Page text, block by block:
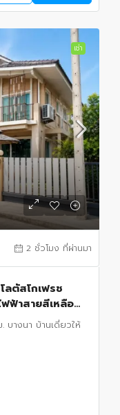
เช่า
2 ชั่วโมง ที่ผ่านมา
ลตัสโกเฟรช
ฟ้าสายสีเหลือง
กม.
บางนา บ้านเดี่ยวให้